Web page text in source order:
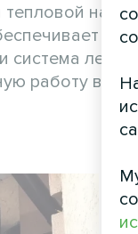
система
работу в